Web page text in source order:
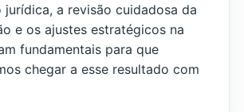
jurídica, a revisão cuidadosa da
e os ajustes estratégicos na
fundamentais para que
chegar a esse resultado com